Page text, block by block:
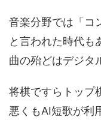
音楽分野では「コ
と言われた時代も
曲の殆どはデジタ
将棋ですらトップ
悪くもAI短歌が利